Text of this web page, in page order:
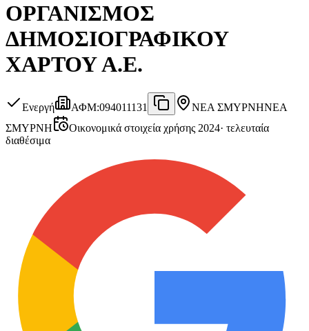
ΟΡΓΑΝΙΣΜΟΣ
ΔΗΜΟΣΙΟΓΡΑΦΙΚΟΥ
ΧΑΡΤΟΥ Α.Ε.
Ενεργή ΑΦΜ:094011131 ΝΕΑ ΣΜΥΡΝΗΝΕΑ
ΣΜΥΡΝΗ
Οικονομικά στοιχεία χρήσης 2024· τελευταία
διαθέσιμα